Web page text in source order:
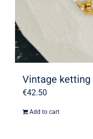
Vintage ketting
€42.50
Add to cart